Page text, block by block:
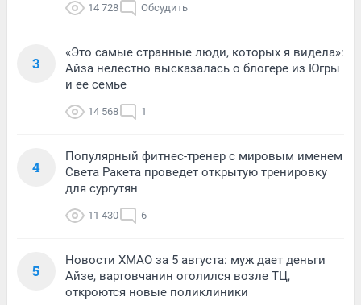
14 728 Обсудить
3
«Это самые странные люди, которых я видела»:
Айза нелестно высказалась о блогере из Югры
и ее семье
14 568 1
4
Популярный фитнес-тренер с мировым именем
Света Ракета проведет открытую тренировку
для сургутян
11 430 6
5
Новости ХМАО за 5 августа: муж дает деньги
Айзе, вартовчанин оголился возле ТЦ,
откроются новые поликлиники